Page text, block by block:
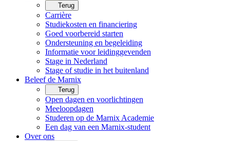
Terug
Carrière
Studiekosten en financiering
Goed voorbereid starten
Ondersteuning en begeleiding
Informatie voor leidinggevenden
Stage in Nederland
Stage of studie in het buitenland
Beleef de Marnix
Terug
Open dagen en voorlichtingen
Meeloopdagen
Studeren op de Marnix Academie
Een dag van een Marnix-student
Over ons